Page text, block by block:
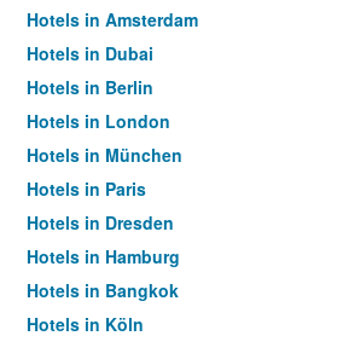
Hotels in Amsterdam
Hotels in Dubai
Hotels in Berlin
Hotels in London
Hotels in München
Hotels in Paris
Hotels in Dresden
Hotels in Hamburg
Hotels in Bangkok
Hotels in Köln